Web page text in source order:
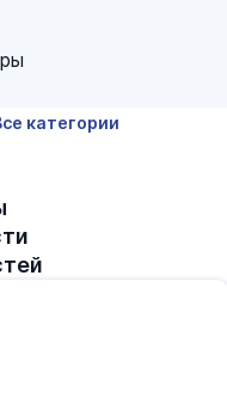
категории